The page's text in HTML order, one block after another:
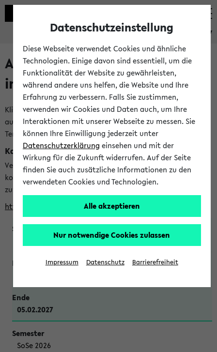
eKVV
Alle veröffentlichten Semester
im eKVV
Klicken Sie auf das Semester, welches Sie für Ihre Sitzung
auswählen möchten. Bitte beachten Sie auch die weiteren
Termine imKalender der Lehrplanung
Kalenderintegration
Verwenden Sie die folgende Adresse, um mit einer
kompatiblen Kalenderanwendung auf die Vorlesungszeiten
zuzugreifen (nähere Informationen
finden Sie hier
https://ekvv.uni-bielefeld.de/ws/calendar?vz
WiSe 2026/2027
05.02.2027
SoSe 2026
Datenschutzeinstellung
Diese Webseite verwendet Cookies und ähnliche
Technologien. Einige davon sind essentiell, um die
Funktionalität der Website zu gewährleisten,
während andere uns helfen, die Website und Ihre
Erfahrung zu verbessern. Falls Sie zustimmen,
verwenden wir Cookies und Daten auch, um Ihre
Interaktionen mit unserer Webseite zu messen. Sie
können Ihre Einwilligung jederzeit unter
Datenschutzerklärung einsehen und mit der
Wirkung für die Zukunft widerrufen. Auf der Seite
finden Sie auch zusätzliche Informationen zu den
verwendeten Cookies und Technologien.
Alle akzeptieren
Nur notwendige Cookies zulassen
Impressum Datenschutz Barrierefreiheit